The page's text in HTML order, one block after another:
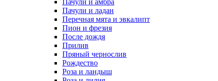
Пачули и амбра
Пачули и ладан
Перечная мята и эвкалипт
Пион и фрезия
После дождя
Прилив
Пряный чернослив
Рождество
Роза и ландыш